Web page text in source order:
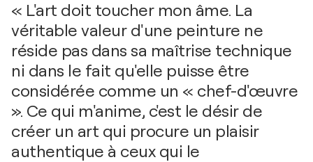
« L'art doit toucher mon âme. La
véritable valeur d'une peinture ne
réside pas dans sa maîtrise technique
ni dans le fait qu'elle puisse être
considérée comme un « chef-d'œuvre
». Ce qui m'anime, c'est le désir de
créer un art qui procure un plaisir
authentique à ceux qui le